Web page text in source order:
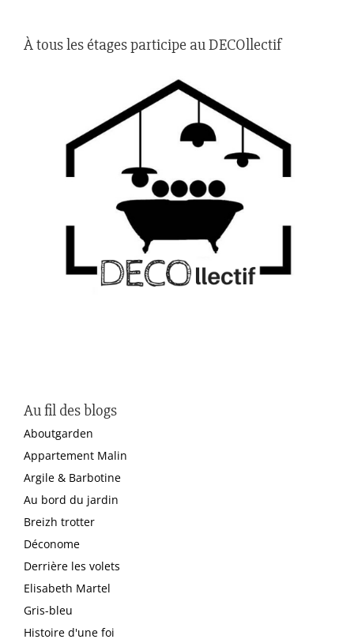
À tous les étages participe au DECOllectif
Au fil des blogs
Aboutgarden
Appartement Malin
Argile & Barbotine
Au bord du jardin
Breizh trotter
Déconome
Derrière les volets
Elisabeth Martel
Gris-bleu
Histoire d'une foi